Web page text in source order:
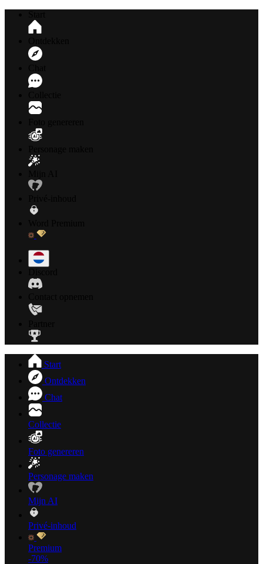
Start
Ontdekken
Chat
Collectie
Foto genereren
Personage maken
Mijn AI
Privé-inhoud
Premium
-70%